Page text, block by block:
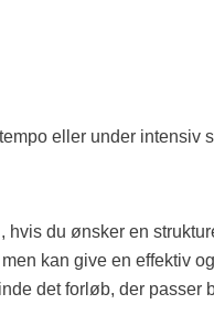
eller under intensiv
du ønsker en
kan give en effektiv
det forløb, der passer